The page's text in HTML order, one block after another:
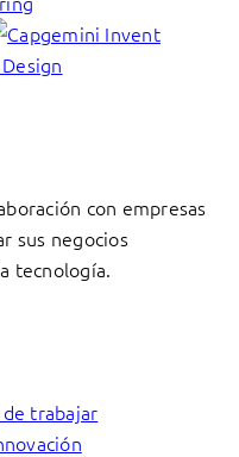
con empresas
sus negocios
tecnología.
trabajar